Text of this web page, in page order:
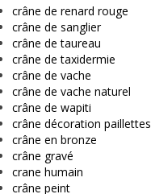
crâne de renard rouge
crâne de sanglier
crâne de taureau
crâne de taxidermie
crâne de vache
crâne de vache naturel
crâne de wapiti
crâne décoration paillettes
crâne en bronze
crâne gravé
crane humain
crâne peint